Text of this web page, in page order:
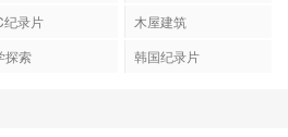
纪录片
木屋建筑
探索 韩国纪录片